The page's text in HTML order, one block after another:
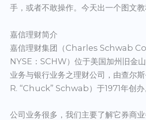
手，或者不敢操作。今天出一个图文教
嘉信理财简介
嘉信理财集团（Charles Schwab
NYSE：SCHW）位于美国加州旧金
业务与银行业务之理财公司，由查尔
R. “Chuck” Schwab）于1971年创办
公司业务很多，我们主要了解它券商业